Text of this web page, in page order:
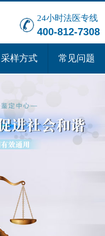
24小时法医专线
400-812-7308
采样方式 常见问题